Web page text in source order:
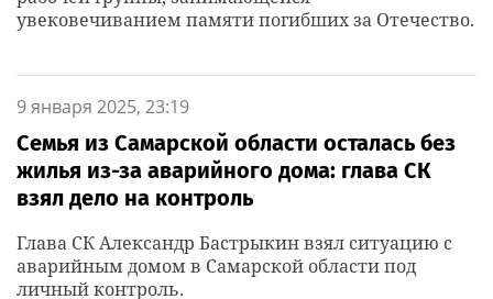
увековечиванием памяти погибших за Отечество.
9 января 2025, 23:19
Семья из Самарской области осталась без
жилья из-за аварийного дома: глава СК
взял дело на контроль
Глава СК Александр Бастрыкин взял ситуацию с
аварийным домом в Самарской области под
личный контроль.